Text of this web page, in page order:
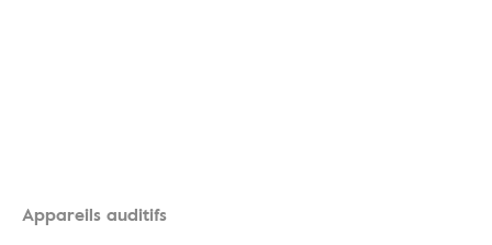
Appareils auditifs